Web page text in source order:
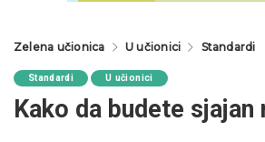
Zelena učionica U učionici Standardi
Standardi U učionici
Kako da budete sjajan